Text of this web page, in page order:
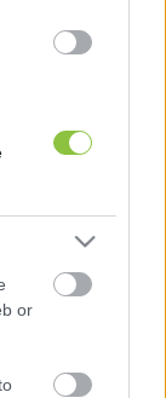
or
az
vezetni